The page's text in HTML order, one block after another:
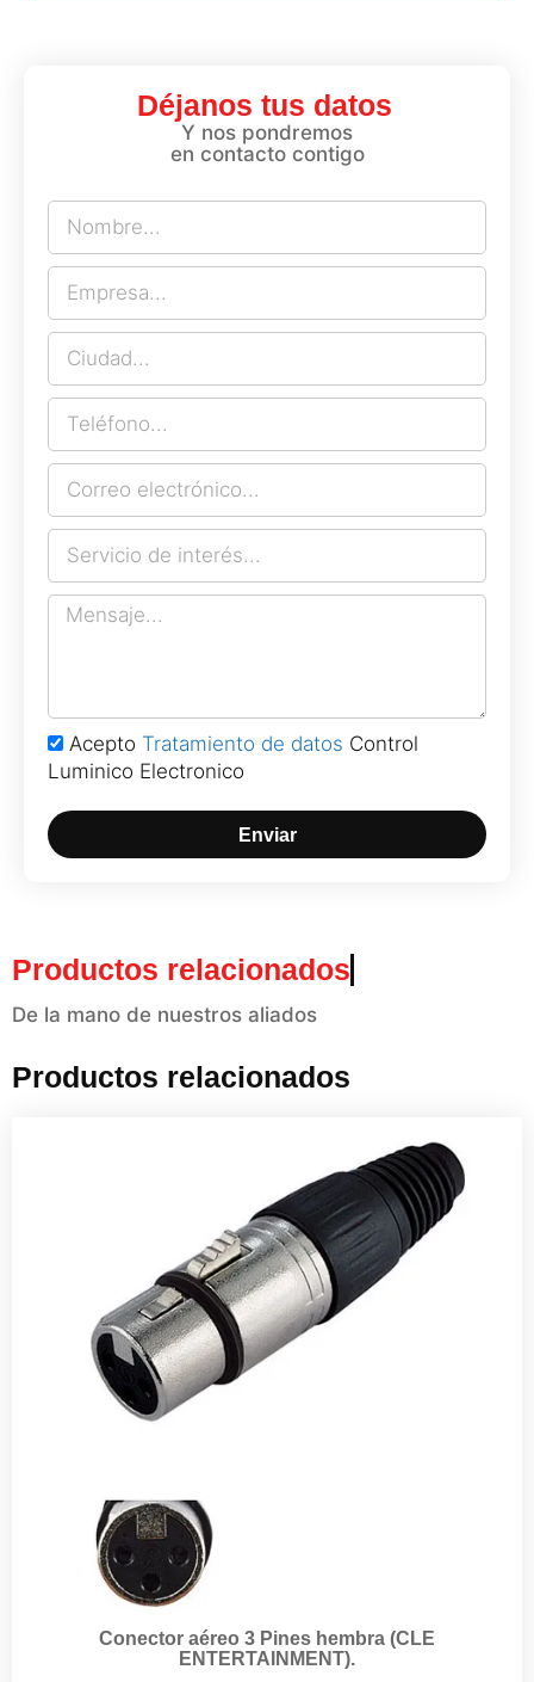
Déjanos tus datos
Y nos pondremos
en contacto contigo
Acepto Tratamiento de datos Control
Luminico Electronico
Enviar
Productos relacionados
De la mano de nuestros aliados
Productos relacionados
Conector aéreo 3 Pines hembra (CLE
ENTERTAINMENT).